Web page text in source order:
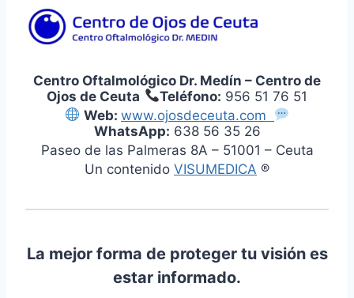
Centro Oftalmológico Dr. Medín – Centro de
Ojos de Ceuta
Teléfono: 956 51 76 51
Web: www.ojosdeceuta.com
WhatsApp: 638 56 35 26
Paseo de las Palmeras 8A – 51001 – Ceuta
Un contenido VISUMEDICA ®
La mejor forma de proteger tu visión es
estar informado.